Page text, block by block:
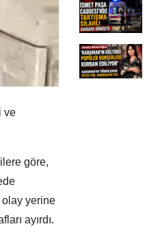
ve
göre,
olay yerine
ayırdı.